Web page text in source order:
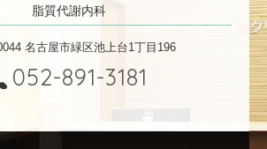
脂質代謝内科
名古屋市緑区池上台1丁目196
052-891-3181